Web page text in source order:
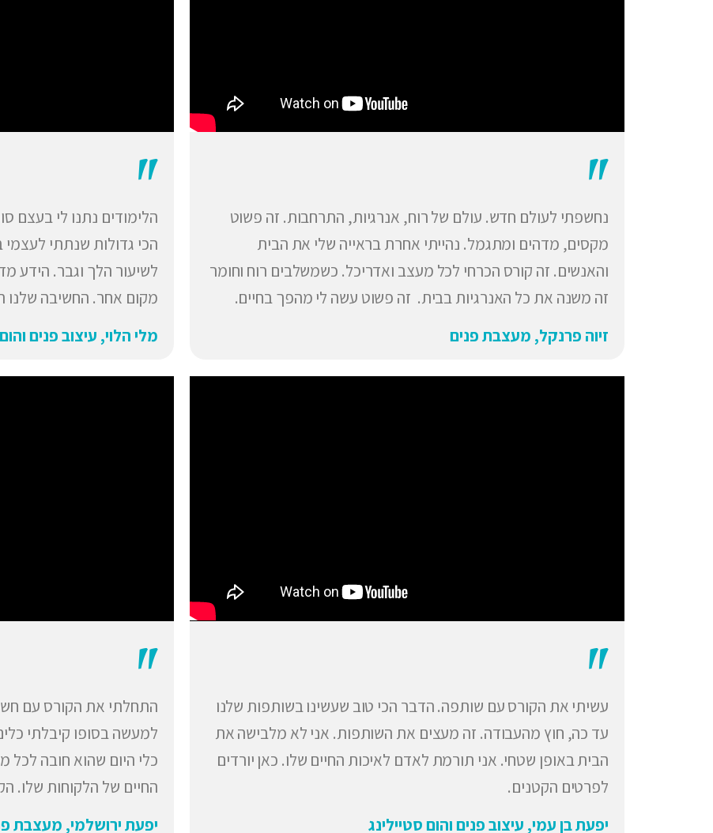
"
נחשפתי לעולם חדש. עולם של רוח, אנרגיות, התרחבות. זה פשוט
מקסים, מדהים ומתגמל. נהייתי אחרת בראייה שלי את הבית
והאנשים. זה קורס הכרחי לכל מעצב ואדריכל. כשמשלבים רוח וחומר
זה משנה את כל האנרגיות בבית. זה פשוט עשה לי מהפך בחיים.
זיוה פרנקל, מעצבת פנים
"
הלימודים נתנו לי
הכי גדולות שנתתי
לשיעור הלך וגבר. הידע
מקום אחר. החשיבה שלנו
מלי הלוי, עיצוב פנים
"
עשיתי את הקורס עם שותפה. הדבר הכי טוב שעשינו בשותפות שלנו
עד כה, חוץ מהעבודה. זה מעצים את השותפות. אני לא מלבישה את
הבית באופן שטחי. אני תורמת לאדם לאיכות החיים שלו. כאן יורדים
לפרטים הקטנים.
יפעת בן עמי, עיצוב פנים והום סטיילינג
"
התחלתי את הקורס עם
למעשה בסופו קיבלתי
כלי היום שהוא חובה
החיים של הלקוחות שלו.
יפעת ירושלמי, מעצבת